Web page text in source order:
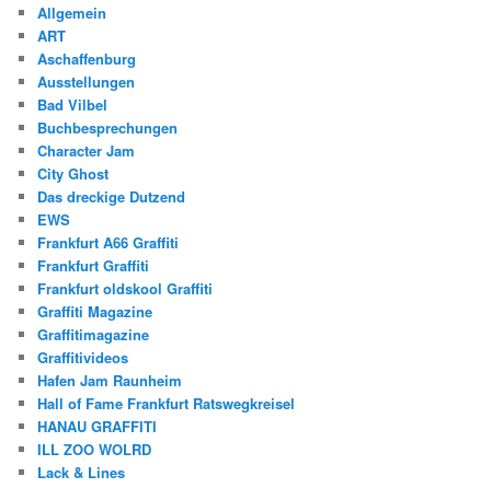
Allgemein
ART
Aschaffenburg
Ausstellungen
Bad Vilbel
Buchbesprechungen
Character Jam
City Ghost
Das dreckige Dutzend
EWS
Frankfurt A66 Graffiti
Frankfurt Graffiti
Frankfurt oldskool Graffiti
Graffiti Magazine
Graffitimagazine
Graffitivideos
Hafen Jam Raunheim
Hall of Fame Frankfurt Ratswegkreisel
HANAU GRAFFITI
ILL ZOO WOLRD
Lack & Lines